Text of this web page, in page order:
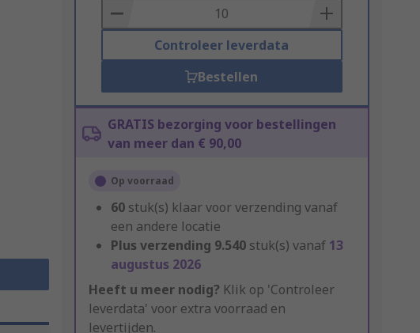
Basket
Controleer leverdata
Bestellen
GRATIS bezorging voor bestellingen
van meer dan € 90,00
Op voorraad
60 stuk(s) klaar voor verzending vanaf
een andere locatie
Plus verzending 9.540 stuk(s) vanaf 13
augustus 2026
Heeft u meer nodig? Klik op 'Controleer
leverdata' voor extra voorraad en
levertijden.